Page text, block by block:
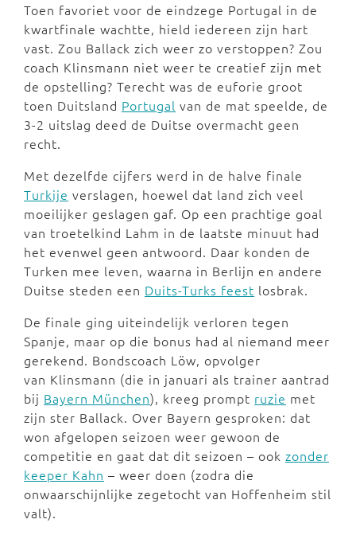
Toen favoriet voor de eindzege Portugal in de
kwartfinale wachtte, hield iedereen zijn hart
vast. Zou Ballack zich weer zo verstoppen? Zou
coach Klinsmann niet weer te creatief zijn met
de opstelling? Terecht was de euforie groot
toen Duitsland Portugal van de mat speelde, de
3-2 uitslag deed de Duitse overmacht geen
recht.
Met dezelfde cijfers werd in de halve finale
Turkije verslagen, hoewel dat land zich veel
moeilijker geslagen gaf. Op een prachtige goal
van troetelkind Lahm in de laatste minuut had
het evenwel geen antwoord. Daar konden de
Turken mee leven, waarna in Berlijn en andere
Duitse steden een Duits-Turks feest losbrak.
De finale ging uiteindelijk verloren tegen
Spanje, maar op die bonus had al niemand meer
gerekend. Bondscoach Löw, opvolger
van Klinsmann (die in januari als trainer aantrad
bij Bayern München), kreeg prompt ruzie met
zijn ster Ballack. Over Bayern gesproken: dat
won afgelopen seizoen weer gewoon de
competitie en gaat dat dit seizoen – ook zonder
keeper Kahn – weer doen (zodra die
onwaarschijnlijke zegetocht van Hoffenheim stil
valt).